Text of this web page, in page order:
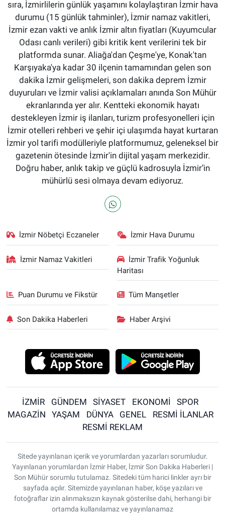
sıra, İzmirlilerin günlük yaşamını kolaylaştıran İzmir hava
durumu (15 günlük tahminler), İzmir namaz vakitleri,
İzmir ezan vakti ve anlık İzmir altın fiyatları (Kuyumcular
Odası canlı verileri) gibi kritik kent verilerini tek bir
platformda sunar. Aliağa'dan Çeşme'ye, Konak'tan
Karşıyaka'ya kadar 30 ilçenin tamamından gelen son
dakika İzmir gelişmeleri, son dakika deprem İzmir
duyuruları ve İzmir valisi açıklamaları anında Son Mühür
ekranlarında yer alır. Kentteki ekonomik hayatı
destekleyen İzmir iş ilanları, turizm profesyonelleri için
İzmir otelleri rehberi ve şehir içi ulaşımda hayat kurtaran
İzmir yol tarifi modülleriyle platformumuz, geleneksel bir
gazetenin ötesinde İzmir'in dijital yaşam merkezidir.
Doğru haber, anlık takip ve güçlü kadrosuyla İzmir’in
mühürlü sesi olmaya devam ediyoruz.
İzmir Nöbetçi Eczaneler İzmir Hava Durumu
İzmir Namaz Vakitleri
İzmir Trafik Yoğunluk
Haritası
Puan Durumu ve Fikstür Tüm Manşetler
Son Dakika Haberleri Haber Arşivi
İZMİR GÜNDEM SİYASET EKONOMİ
SPOR
MAGAZİN
YAŞAM DÜNYA GENEL
RESMİ İLANLAR
RESMİ REKLAM
Sitede yayınlanan içerik ve yorumlardan yazarları sorumludur.
Yayınlanan yorumlardan İzmir Haber, İzmir Son Dakika Haberleri |
Son Mühür sorumlu tutulamaz. Sitedeki tüm harici linkler ayrı bir
sayfada açılır. Sitemizde yayınlanan haber, köşe yazıları ve
fotoğraflar izin alınmaksızın kaynak gösterilse dahi, herhangi bir
ortamda kullanılamaz ve yayınlanamaz